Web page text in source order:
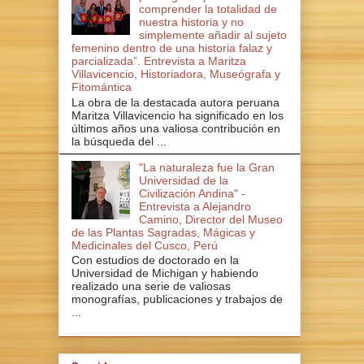
comprender la totalidad de
nuestra historia y no
simplemente añadir al sujeto
femenino dentro de una historia falaz y
parcializada”. Entrevista a Maritza
Villavicencio, Historiadora, Museógrafa y
Fitomántica
La obra de la destacada autora peruana
Maritza Villavicencio ha significado en los
últimos años una valiosa contribución en
la búsqueda del ...
"La naturaleza fue la Gran
Universidad de la
Civilización Andina" -
Entrevista a Alejandro
Camino, Director del Museo
de las Plantas Sagradas, Mágicas y
Medicinales del Cusco, Perú
Con estudios de doctorado en la
Universidad de Michigan y habiendo
realizado una serie de valiosas
monografías, publicaciones y trabajos de
...